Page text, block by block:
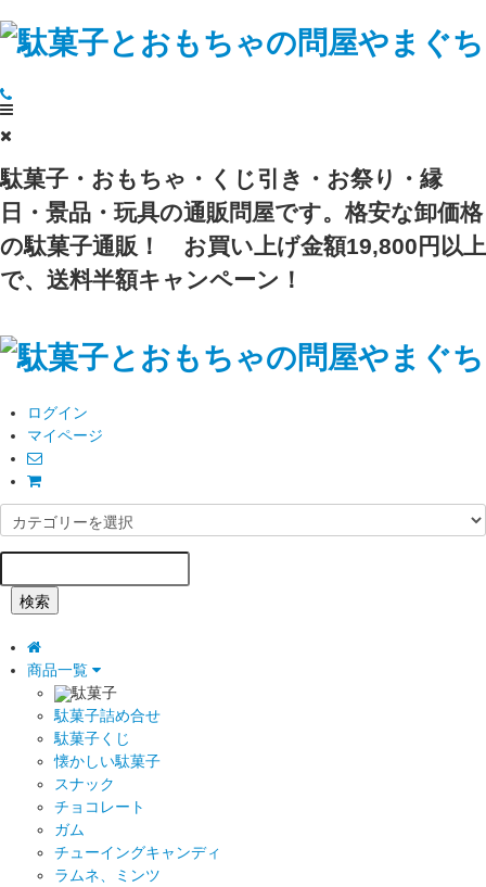
駄菓子・おもちゃ・くじ引き・お祭り・縁
日・景品・玩具の通販問屋です。格安な卸価格
の駄菓子通販！
お買い上げ金額19,800円以上
で、送料半額キャンペーン！
ログイン
マイページ
検索
商品一覧
駄菓子
駄菓子詰め合せ
駄菓子くじ
懐かしい駄菓子
スナック
チョコレート
ガム
チューイングキャンディ
ラムネ、ミンツ